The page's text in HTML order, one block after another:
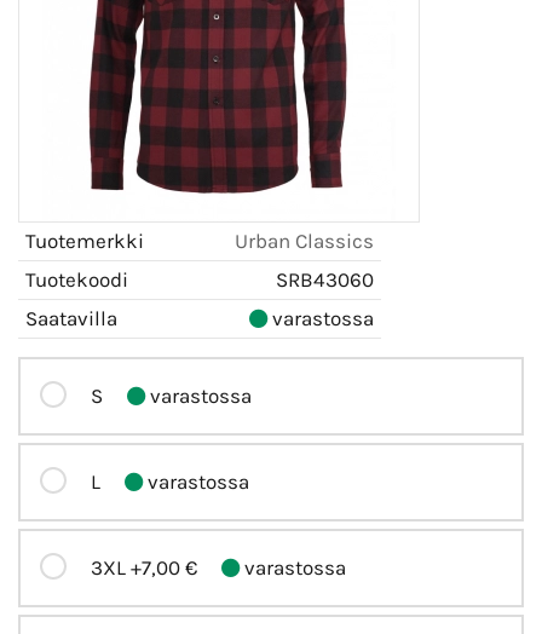
Tuotemerkki
Urban Classics
Tuotekoodi
SRB43060
Saatavilla
varastossa
S varastossa
L varastossa
3XL +7,00 € varastossa